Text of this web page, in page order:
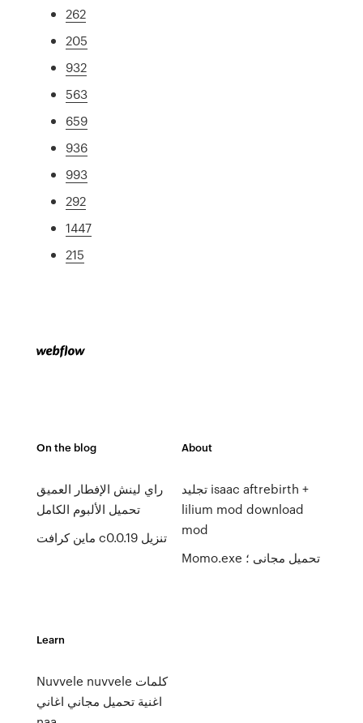
262
205
932
563
659
936
993
292
1447
215
On the blog
راي لينش الإفطار العميق
تحميل الألبوم الكامل
ماين كرافت c0.0.19 تنزيل
About
تجليد isaac aftrebirth +
lilium mod download
mod
Momo.exe تحميل مجانى ؛
Learn
Nuvvele nuvvele كلمات
اغنية تحميل مجاني اغاني